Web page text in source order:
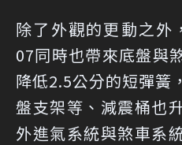
除了外觀的更動之外
07同時也帶來底盤與
降低2.5公分的短彈簧
盤支架等、減震桶也
外進氣系統與煞車系